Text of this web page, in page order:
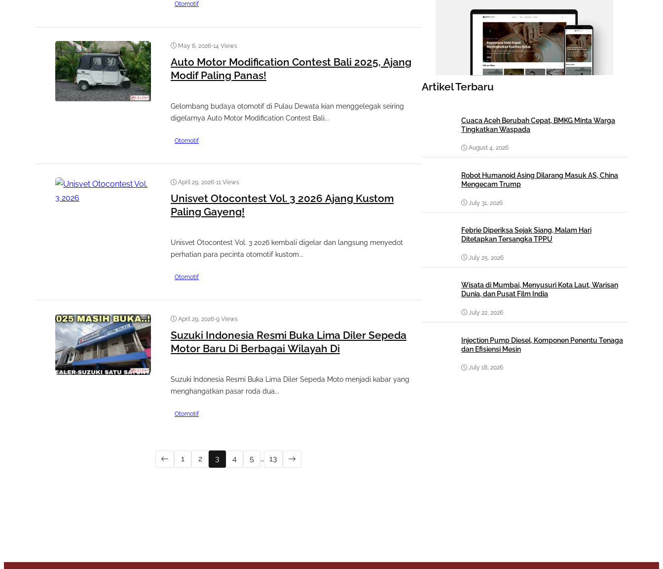
Otomotif
May 6, 2026•14 Views
Auto Motor Modification Contest Bali 2025, Ajang
Modif Paling Panas!
Gelombang budaya otomotif di Pulau Dewata kian menggelegak seiring
digelarnya Auto Motor Modification Contest Bali...
Otomotif
April 29, 2026•11 Views
Unisvet Otocontest Vol. 3 2026 Ajang Kustom
Paling Gayeng!
Unisvet Otocontest Vol. 3 2026 kembali digelar dan langsung menyedot
perhatian para pecinta otomotif kustom...
Otomotif
April 29, 2026•9 Views
Suzuki Indonesia Resmi Buka Lima Diler Sepeda
Motor Baru Di Berbagai Wilayah Di
Suzuki Indonesia Resmi Buka Lima Diler Sepeda Moto menjadi kabar yang
menghangatkan pasar roda dua...
Otomotif
1 2 3 4 5 … 13
Artikel Terbaru
Cuaca Aceh Berubah Cepat, BMKG Minta Warga
Tingkatkan Waspada
August 4, 2026
Robot Humanoid Asing Dilarang Masuk AS, China
Mengecam Trump
July 31, 2026
Febrie Diperiksa Sejak Siang, Malam Hari
Ditetapkan Tersangka TPPU
July 25, 2026
Wisata di Mumbai, Menyusuri Kota Laut, Warisan
Dunia, dan Pusat Film India
July 22, 2026
Injection Pump Diesel, Komponen Penentu Tenaga
dan Efisiensi Mesin
July 18, 2026